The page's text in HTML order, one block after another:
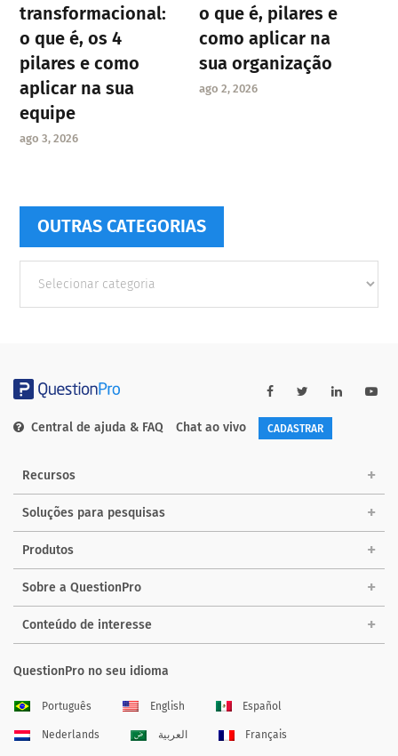
transformacional:
o que é, os 4
pilares e como
aplicar na sua
equipe
ago 3, 2026
o que é, pilares e
como aplicar na
sua organização
ago 2, 2026
OUTRAS CATEGORIAS
Categorias
Central de ajuda & FAQ Chat ao vivo CADASTRAR
Recursos
Soluções para pesquisas
Produtos
Sobre a QuestionPro
Conteúdo de interesse
QuestionPro no seu idioma
Português English Español
Nederlands العربية Français